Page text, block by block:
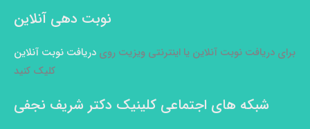
نوبت دهی آنلاین
برای دریافت نوبت آنلاین یا اینترنتی ویزیت روی دریافت نوبت آنلاین
کلیک کنید
شبکه های اجتماعی کلینیک دکتر شریف نجفی